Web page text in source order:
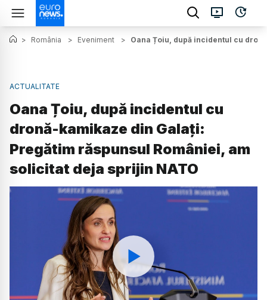
> România > Eveniment > Oana Țoiu, după incidentul cu
ACTUALITATE
Oana Țoiu, după incidentul cu
dronă-kamikaze din Galați:
Pregătim răspunsul României, am
solicitat deja sprijin NATO
Watch